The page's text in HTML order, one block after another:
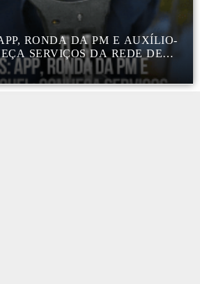
RONDA DA PM E AUXÍLIO-
SERVIÇOS DA REDE DE
NO ESTADO DE SP